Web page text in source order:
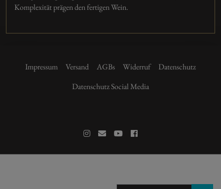
Komplexität prägen den fertigen Wein.
Impressum Versand AGBs Widerruf
Datenschutz
Datenschutz Social Media